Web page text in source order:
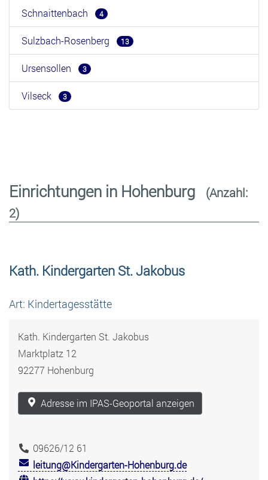
Schnaittenbach 4
Sulzbach-Rosenberg 13
Ursensollen 3
Vilseck 3
Einrichtungen in Hohenburg
(Anzahl:
2)
Kath. Kindergarten St. Jakobus
Art: Kindertagesstätte
Kath. Kindergarten St. Jakobus
Marktplatz 12
92277 Hohenburg
Adresse im IPAS-Geoportal anzeigen
09626/12 61
leitung@Kindergarten-Hohenburg.de